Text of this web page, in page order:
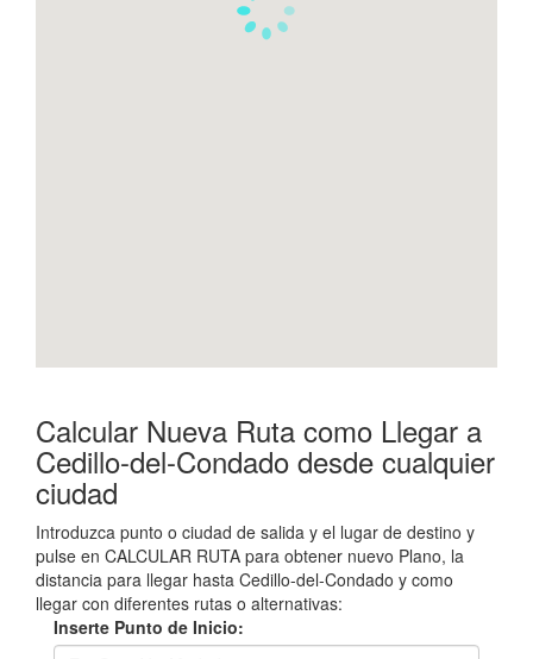
Calcular Nueva Ruta como Llegar a
Cedillo-del-Condado desde cualquier
ciudad
Introduzca punto o ciudad de salida y el lugar de destino y
pulse en CALCULAR RUTA para obtener nuevo Plano, la
distancia para llegar hasta Cedillo-del-Condado y como
llegar con diferentes rutas o alternativas:
Inserte Punto de Inicio: